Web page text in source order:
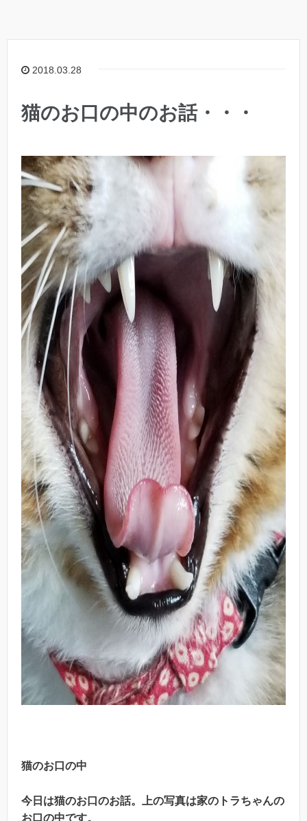
2018.03.28
猫のお口の中のお話・・・
猫のお口の中
今日は猫のお口のお話。上の写真は家のトラちゃんの
お口の中です。